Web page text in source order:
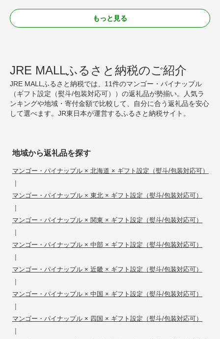
もっと見る
JRE MALLふるさと納税のご紹介
JRE MALLふるさと納税では、11件のマンゴー・パイナップル
（ギフト設定（熨斗/包装対応可））の返礼品が勢揃い。人気ラ
ンキングや地域・寄付金額で比較して、自分に合う返礼品を安心
して選べます。JR東日本が運営するふるさと納税サイト。
地域から返礼品を探す
マンゴー・パイナップル × 北海道 × ギフト設定（熨斗/包装対応可）
|
マンゴー・パイナップル × 東北 × ギフト設定（熨斗/包装対応可）
|
マンゴー・パイナップル × 関東 × ギフト設定（熨斗/包装対応可）
|
マンゴー・パイナップル × 中部 × ギフト設定（熨斗/包装対応可）
|
マンゴー・パイナップル × 近畿 × ギフト設定（熨斗/包装対応可）
|
マンゴー・パイナップル × 中国 × ギフト設定（熨斗/包装対応可）
|
マンゴー・パイナップル × 四国 × ギフト設定（熨斗/包装対応可）
|